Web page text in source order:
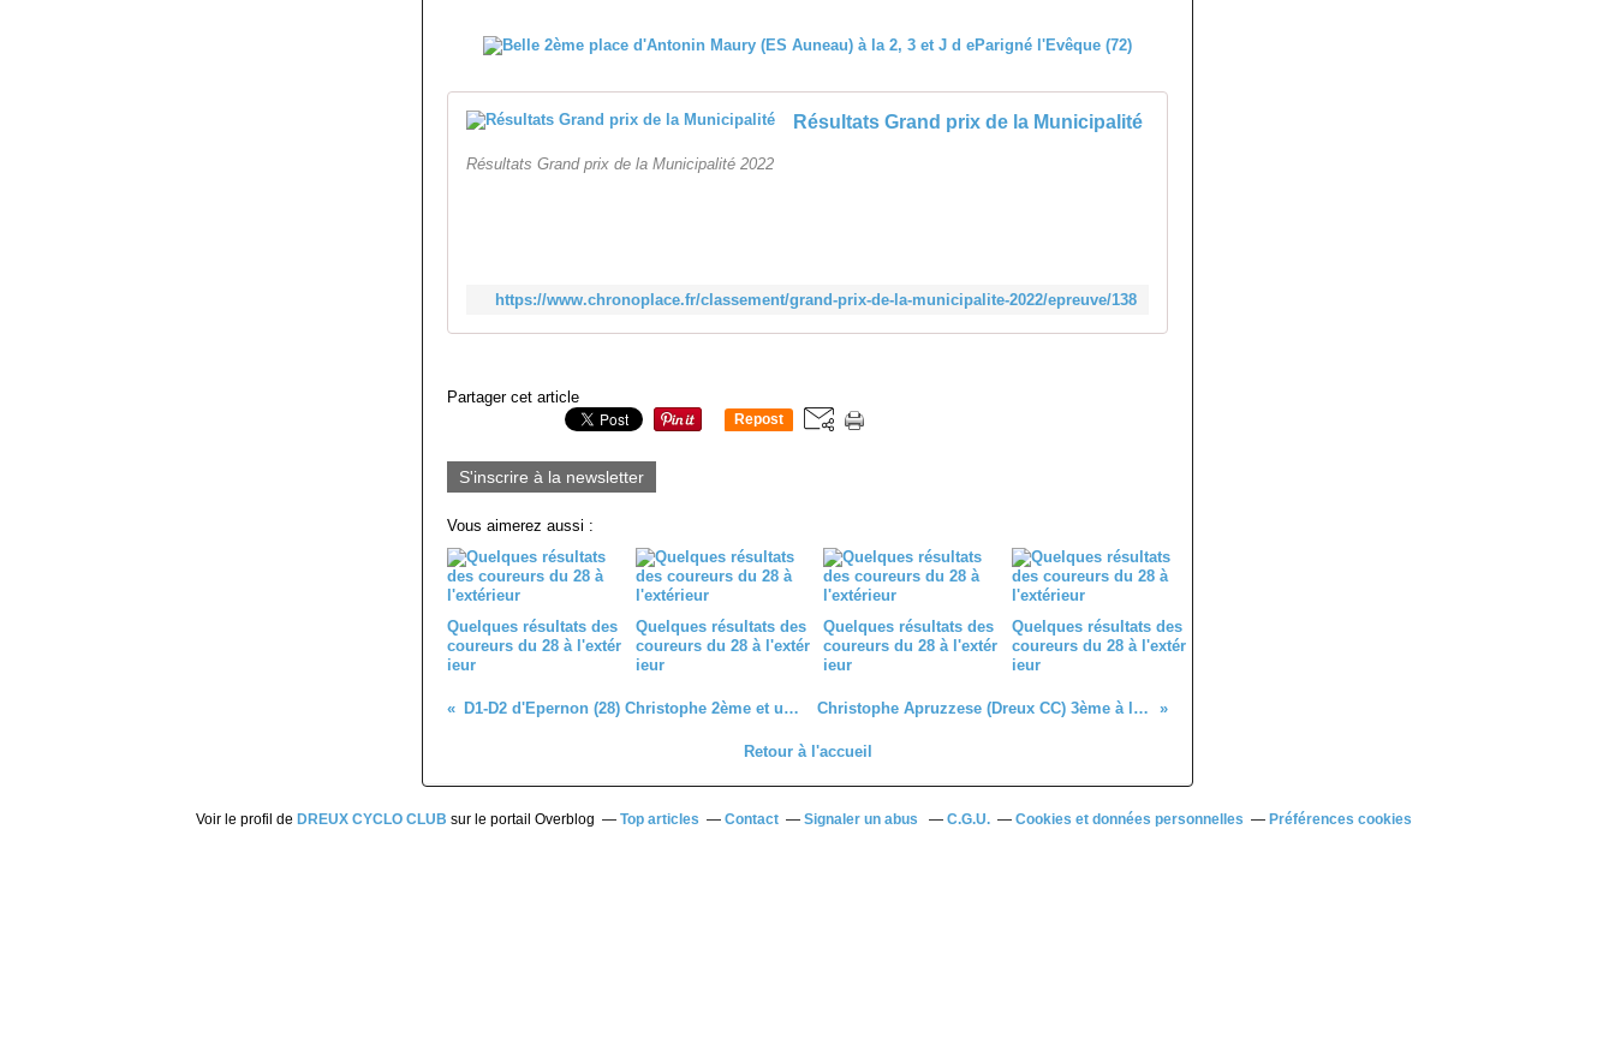
Résultats Grand prix de la Municipalité
Résultats Grand prix de la Municipalité 2022
https://www.chronoplace.fr/classement/grand-prix-de-la-municipalite-2022/epreuve/138
Partager cet article
Repost
S'inscrire à la newsletter
Vous aimerez aussi :
Quelques résultats des
coureurs du 28 à l'extér
ieur
Quelques résultats des
coureurs du 28 à l'extér
ieur
Quelques résultats des
coureurs du 28 à l'extér
ieur
Quelques résultats des
coureurs du 28 à l'extér
ieur
D1-D2 d'Epernon (28) Christophe 2ème et un top 5 pour Adrien Christophe Apruzzese (Dreux CC) 3ème à la D3 de Rungis (94)
Retour à l'accueil
Voir le profil de DREUX CYCLO CLUB sur le portail Overblog Top articles Contact Signaler un abus C.G.U. Cookies et données personnelles Préférences cookies